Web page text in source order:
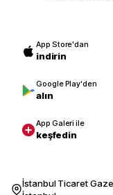
App Store'dan
indirin
Google Play'den
alın
App Galeri ile
keşfedin
İstanbul Ticaret